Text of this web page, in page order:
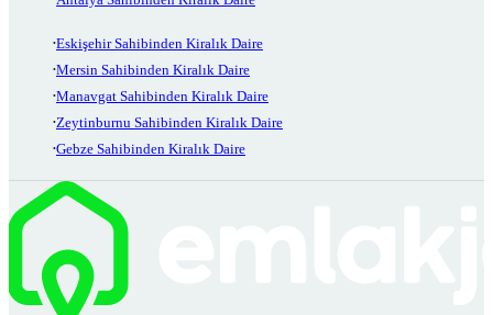
Eskişehir Sahibinden Kiralık Daire
Mersin Sahibinden Kiralık Daire
Manavgat Sahibinden Kiralık Daire
Zeytinburnu Sahibinden Kiralık Daire
Gebze Sahibinden Kiralık Daire